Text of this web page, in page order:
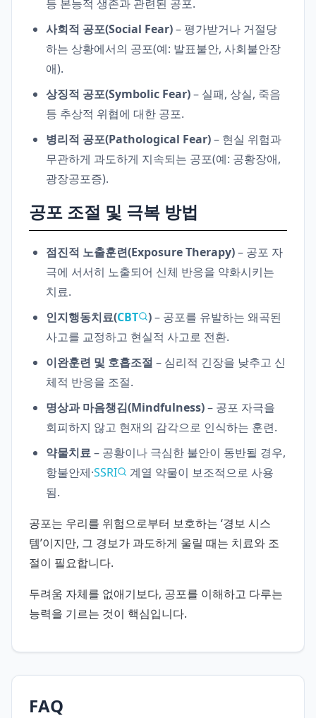
등 본능적 생존과 관련된 공포.
사회적 공포(Social Fear)– 평가받거나 거절당
하는 상황에서의 공포(예: 발표불안, 사회불안장
애).
상징적 공포(Symbolic Fear)– 실패, 상실, 죽음
등 추상적 위협에 대한 공포.
병리적 공포(Pathological Fear)– 현실 위험과
무관하게 과도하게 지속되는 공포(예: 공황장애,
광장공포증).
공포 조절 및 극복 방법
점진적 노출훈련(Exposure Therapy)– 공포 자
극에 서서히 노출되어 신체 반응을 약화시키는
치료.
인지행동치료(CBT )– 공포를 유발하는 왜곡된
사고를 교정하고 현실적 사고로 전환.
이완훈련 및 호흡조절 – 심리적 긴장을 낮추고 신
체적 반응을 조절.
명상과 마음챙김(Mindfulness)– 공포 자극을
회피하지 않고 현재의 감각으로 인식하는 훈련.
약물치료– 공황이나 극심한 불안이 동반될 경우,
항불안제·SSRI
계열 약물이 보조적으로 사용
됨.
공포는 우리를 위험으로부터 보호하는 ‘경보 시스
템’이지만, 그 경보가 과도하게 울릴 때는 치료와 조
절이 필요합니다.
두려움 자체를 없애기보다, 공포를 이해하고 다루는
능력을 기르는 것이 핵심입니다.
FAQ